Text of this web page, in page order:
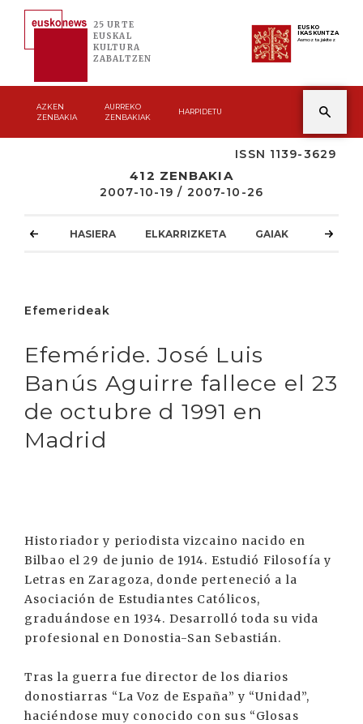
25 URTE
EUSKAL
KULTURA
ZABALTZEN
EUSKO
IKASKUNTZA
Asmoz ta jakitez
AZKEN
ZENBAKIA
AURREKO
ZENBAKIAK
HARPIDETU
ISSN 1139-3629
412 ZENBAKIA
2007-10-19 / 2007-10-26
HASIERA ELKARRIZKETA GAIAK
Efemerideak
Efeméride. José Luis
Banús Aguirre fallece el 23
de octubre d 1991 en
Madrid
Historiador y periodista vizcaino nacido en
Bilbao el 29 de junio de 1914. Estudió Filosofía y
Letras en Zaragoza, donde perteneció a la
Asociación de Estudiantes Católicos,
graduándose en 1934. Desarrolló toda su vida
profesional en Donostia-San Sebastián.
Tras la guerra fue director de los diarios
donostiarras “La Voz de España” y “Unidad”,
haciéndose muy conocido con sus “Glosas